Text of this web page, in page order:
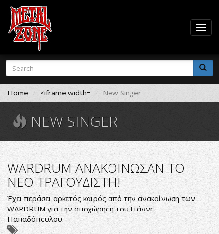
Skip
main
content
Search
form
Search
Home <iframe width= New Singer
NEW SINGER
WARDRUM ΑΝΑΚΟΙΝΩΣΑΝ ΤΟ
ΝΕΟ ΤΡΑΓΟΥΔΙΣΤΗ!
Έχει περάσει αρκετός καιρός από την ανακοίνωση των
WARDRUM για την αποχώρηση του Γιάννη
Παπαδόπουλου.